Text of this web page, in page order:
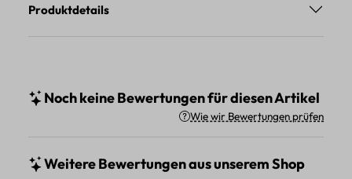
Produktdetails
Noch keine Bewertungen für diesen Artikel
Wie wir Bewertungen prüfen
Weitere Bewertungen aus unserem Shop